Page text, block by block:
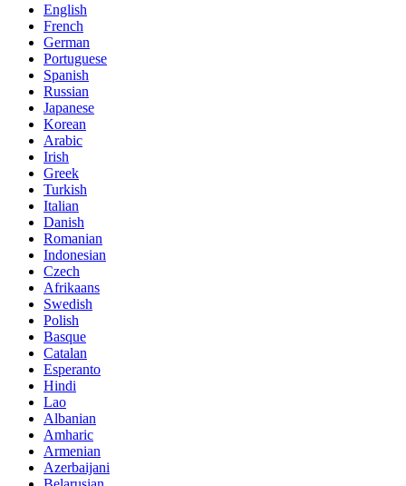
English
French
German
Portuguese
Spanish
Russian
Japanese
Korean
Arabic
Irish
Greek
Turkish
Italian
Danish
Romanian
Indonesian
Czech
Afrikaans
Swedish
Polish
Basque
Catalan
Esperanto
Hindi
Lao
Albanian
Amharic
Armenian
Azerbaijani